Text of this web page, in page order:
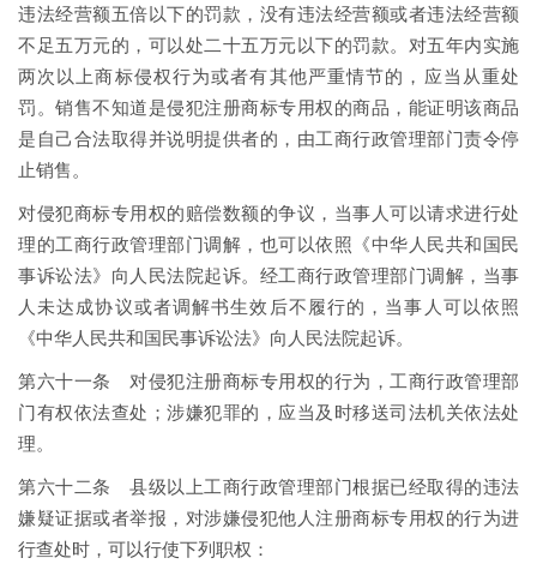
违法经营额五倍以下的罚款，没有违法经营额或者违法经营额
不足五万元的，可以处二十五万元以下的罚款。对五年内实施
两次以上商标侵权行为或者有其他严重情节的，应当从重处
罚。销售不知道是侵犯注册商标专用权的商品，能证明该商品
是自己合法取得并说明提供者的，由工商行政管理部门责令停
止销售。
对侵犯商标专用权的赔偿数额的争议，当事人可以请求进行处
理的工商行政管理部门调解，也可以依照《中华人民共和国民
事诉讼法》向人民法院起诉。经工商行政管理部门调解，当事
人未达成协议或者调解书生效后不履行的，当事人可以依照
《中华人民共和国民事诉讼法》向人民法院起诉。
第六十一条 对侵犯注册商标专用权的行为，工商行政管理部
门有权依法查处；涉嫌犯罪的，应当及时移送司法机关依法处
理。
第六十二条 县级以上工商行政管理部门根据已经取得的违法
嫌疑证据或者举报，对涉嫌侵犯他人注册商标专用权的行为进
行查处时，可以行使下列职权：